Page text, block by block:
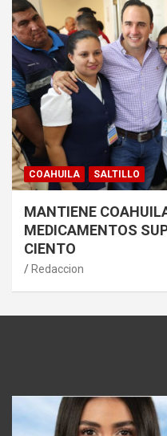
COAHUILA SALTILLO
MANTIENE
MEDICAMENTOS
CIENTO
Redaccion